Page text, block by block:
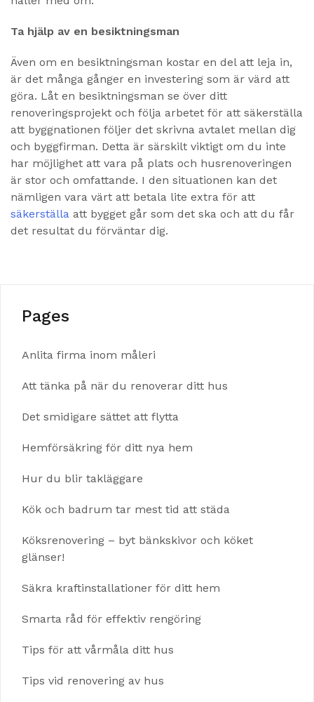
Ta hjälp av en besiktningsman
Även om en besiktningsman kostar en del att leja in,
är det många gånger en investering som är värd att
göra. Låt en besiktningsman se över ditt
renoveringsprojekt och följa arbetet för att säkerställa
att byggnationen följer det skrivna avtalet mellan dig
och byggfirman. Detta är särskilt viktigt om du inte
har möjlighet att vara på plats och husrenoveringen
är stor och omfattande. I den situationen kan det
nämligen vara värt att betala lite extra för att
säkerställa att bygget går som det ska och att du får
det resultat du förväntar dig.
Pages
Anlita firma inom måleri
Att tänka på när du renoverar ditt hus
Det smidigare sättet att flytta
Hemförsäkring för ditt nya hem
Hur du blir takläggare
Kök och badrum tar mest tid att städa
Köksrenovering – byt bänkskivor och köket
glänser!
Säkra kraftinstallationer för ditt hem
Smarta råd för effektiv rengöring
Tips för att vårmåla ditt hus
Tips vid renovering av hus